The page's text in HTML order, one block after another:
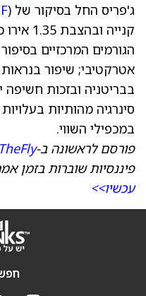
ג'פריס החל בסיקור של Intralot (
קנייה ובהצבת 1.35 אירו כ-
הגורמים המרכזיים
אטרקטיבי; שיפור
בבריטניה ובזכות חשיפה
סינרגיה מהותיות
במכפילי השווי.
פורסם לראשונה ב-TheFly
פיננסיות שוברות בזמן
עכשיו>>